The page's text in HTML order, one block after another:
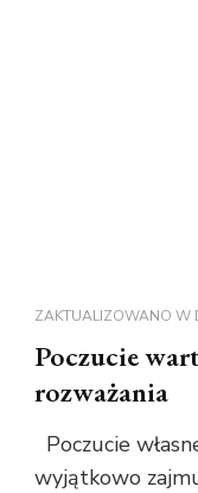
ZAKTUALIZOWANO W
Poczucie
rozważania
Poczucie
wyjątkowo